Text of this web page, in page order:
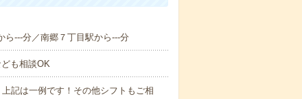
ら---分／南郷７丁目駅から---分
も相談OK
記は一例です！その他シフトもご相